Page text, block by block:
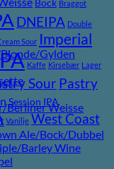
Gylden
Weisse
Ale/Bock/Dubbel
Barley Wine
Bock Braggot
DNEIPA Double
Sour Imperial
Kaffe Kirsebær Lager
Sour Pastry
Session IPA
Vanilje West Coast